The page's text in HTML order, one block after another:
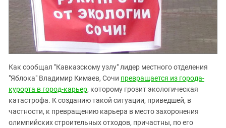
Как сообщал "Кавказскому узлу" лидер местного отделения
"Яблока" Владимир Кимаев, Сочи превращается из города-
курорта в город-карьер, которому грозит экологическая
катастрофа. К созданию такой ситуации, приведшей, в
частности, к превращению карьера в место захоронения
олимпийских строительных отходов, причастны, по его